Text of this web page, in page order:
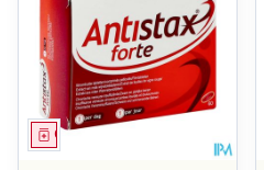
Geneesmiddel